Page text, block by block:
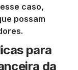
caso,
possam
para
da